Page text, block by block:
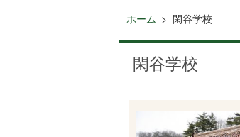
ホーム 閑谷学校
閑谷学校